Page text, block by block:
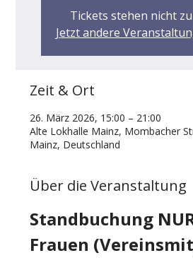
Tickets stehen nicht
Jetzt andere
Zeit & Ort
26. März 2026, 15:00 – 21:00
Alte Lokhalle Mainz, Mombacher
Mainz, Deutschland
Über die Veranstaltung
Standbuchung
Frauen